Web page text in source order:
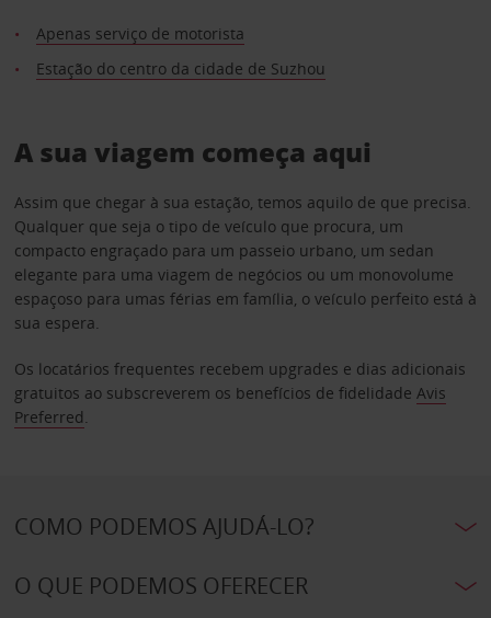
Apenas serviço de motorista
Estação do centro da cidade de Suzhou
A sua viagem começa aqui
Assim que chegar à sua estação, temos aquilo de que precisa.
Qualquer que seja o tipo de veículo que procura, um
compacto engraçado para um passeio urbano, um sedan
elegante para uma viagem de negócios ou um monovolume
espaçoso para umas férias em família, o veículo perfeito está à
sua espera.
Os locatários frequentes recebem upgrades e dias adicionais
gratuitos ao subscreverem os benefícios de fidelidade Avis
Preferred.
COMO PODEMOS AJUDÁ-LO?
O QUE PODEMOS OFERECER